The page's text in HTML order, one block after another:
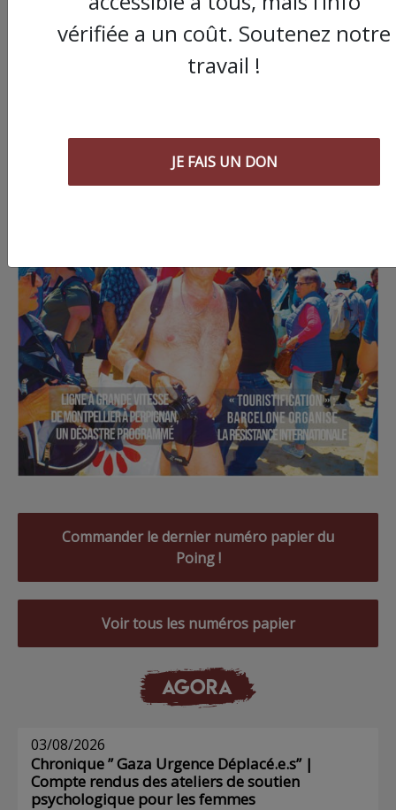
Commander le dernier numéro papier du
Poing !
Voir tous les numéros papier
AGORA
03/08/2026
Chronique ” Gaza Urgence Déplacé.e.s” |
Compte rendus des ateliers de soutien
psychologique pour les femmes
vérifiée a un coût. Soutenez notre
travail !
JE FAIS UN DON